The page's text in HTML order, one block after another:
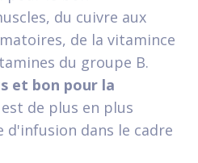
du cuivre aux
de la vitamince
du groupe B.
et bon pour la
de plus en plus
d'infusion dans le cadre